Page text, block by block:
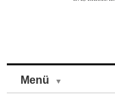
Menü